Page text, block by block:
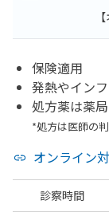
保険適用
発熱やイン
処方薬は薬
*処方は医師の
オンライン
診察時間